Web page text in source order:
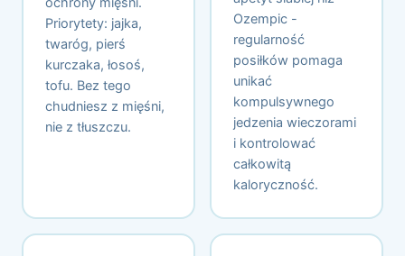
Priorytety: jajka,
twaróg, pierś
kurczaka, łosoś,
tofu. Bez tego
chudniesz z mięśni,
nie z tłuszczu.
Ozempic -
regularność
posiłków pomaga
unikać
kompulsywnego
jedzenia wieczorami
i kontrolować
całkowitą
kaloryczność.